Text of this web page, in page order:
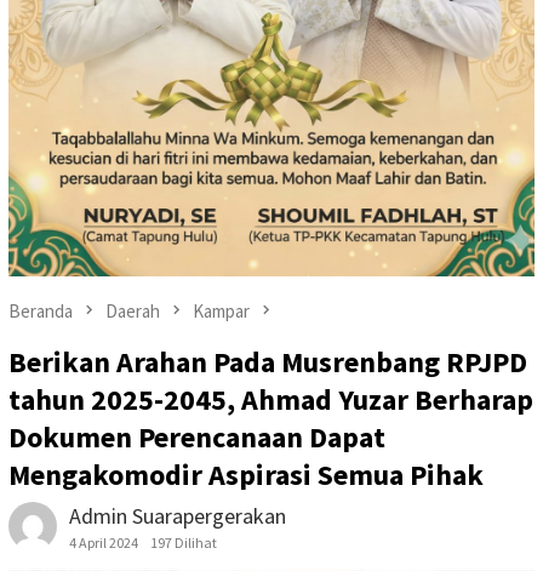
Beranda Daerah Kampar
Berikan Arahan Pada Musrenbang RPJPD
tahun 2025-2045, Ahmad Yuzar Berharap
Dokumen Perencanaan Dapat
Mengakomodir Aspirasi Semua Pihak
Admin Suarapergerakan
4 April 2024 197 Dilihat